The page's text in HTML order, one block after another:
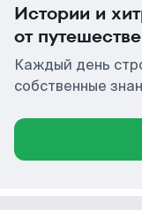
Истории и
от
Каждый день
собственные